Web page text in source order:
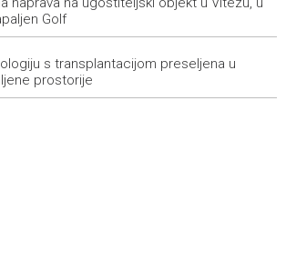
Čelik podržala izgradnju Nacionalnog
Golf
s transplantacijom preseljena u
prostorije